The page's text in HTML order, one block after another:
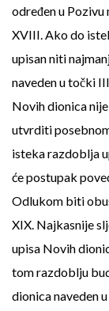
određen u Pozivu
XVIII. Ako do
upisan niti
naveden u točki
Novih dionica
utvrditi
isteka razdoblja
će postupak
Odlukom biti
XIX. Najkasnije
upisa Novih
tom razdoblju
dionica naveden